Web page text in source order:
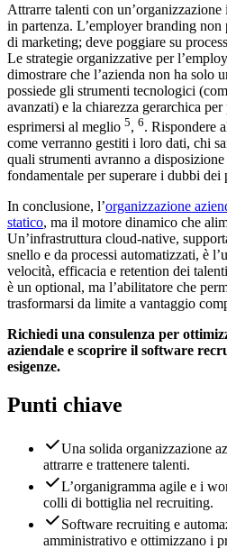
Attrarre talenti con
in partenza. L’employer branding non
di marketing; deve poggiare su
Le strategie organizzative per
dimostrare che l’azienda non ha solo
possiede gli strumenti tecnologici
avanzati) e la chiarezza gerarchica
esprimersi al meglio 5, 6. Rispondere
come verranno gestiti i loro dati, chi
quali strumenti avranno a
fondamentale per superare i dubbi
In conclusione, l’organizzazione
statico, ma il motore dinamico che
Un’infrastruttura cloud-native,
snello e da processi automatizzati, è
velocità, efficacia e retention dei
è un optional, ma l’abilitatore che
trasformarsi da limite a vantaggio
Richiedi una consulenza per
aziendale e scoprire il software
esigenze.
Punti chiave
Una solida organizzazione
attrarre e trattenere talenti.
L’organigramma agile e i
colli di bottiglia nel recruiting.
Software recruiting e
amministrativo e ottimizzano i